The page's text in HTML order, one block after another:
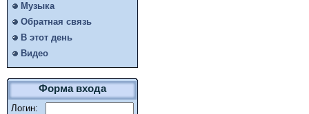
Музыка
Обратная связь
В этот день
Видео
Форма входа
Логин: